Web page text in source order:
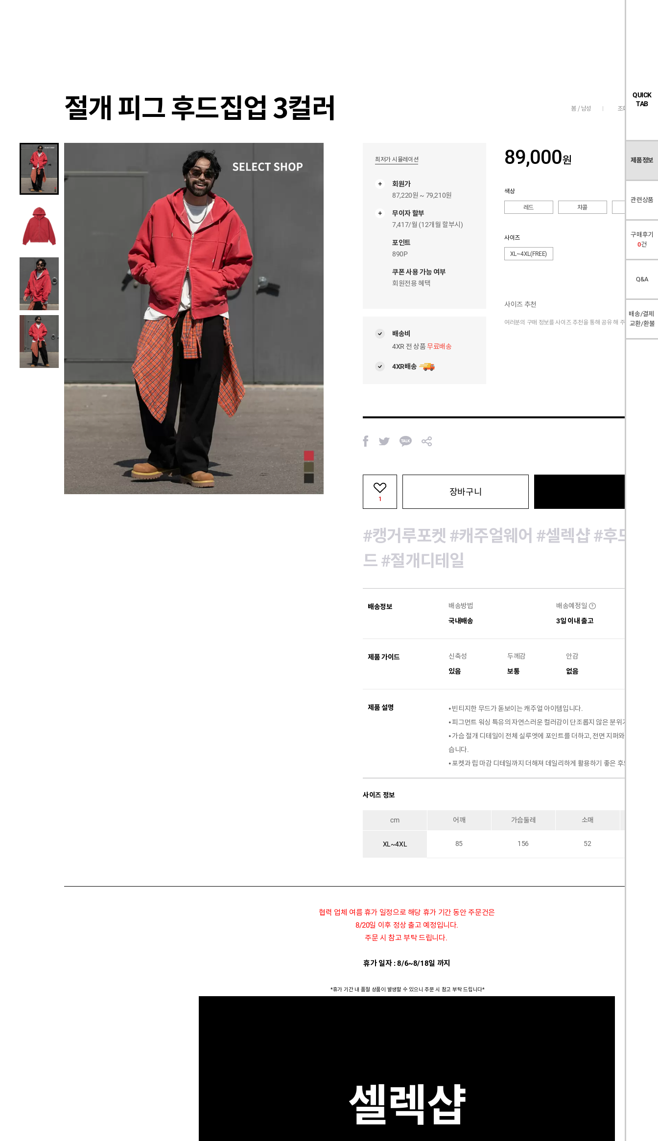
QUICK
TAB
제품정보
관련상품
구매후기
0건
Q&A
배송/결제
교환/환불
절개 피그 후드집업 3컬러 봄 / 남성 조회수 320
최저가 시뮬레이션
회원가
87,220원 ~ 79,210원
무
무이자 할부
7,417/월 (12개월 할부시)
포인트
890P
쿠폰 사용 가능 여부
회원전용 혜택
배송비
4XR 전 상품무료배송
4XR배송
89,000원
색상
레드 챠콜
사이즈
XL~4XL(FREE)
사이즈 추천
여러분의 구매 정보를 사이즈 추천을 통해 공유 해 주세요.
페
이
트
위
카
카
공
유
장바구니
1
#캥거루포켓 #캐주얼웨어 #셀렉샵 #후드집
드 #절개디테일
배송정보
배송방법
국내배송
배송예정일 ?
3일 이내 출고
제품 가이드
신축성
있음
두께감
보통
안감
없음
제품 설명
⦁ 빈티지한 무드가 돋보이는 캐주얼 아이템입니다.
⦁ 피그먼트 워싱 특유의 자연스러운 컬러감이 단조롭지 않은 분위기를 더해줍
⦁ 가슴 절개 디테일이 전체 실루엣에 포인트를 더하고, 전면 지퍼와 후드 스트
습니다.
⦁ 포켓과 립 마감 디테일까지 더해져 데일리하게 활용하기 좋은 후드집업입니
사이즈 정보
cm 어깨 가슴둘레 소매
XL~4XL 85 156 52
협력 업체 여름 휴가 일정으로 해당 휴가 기간 동안 주문건은
8/20일 이후 정상 출고 예정입니다.
주문 시 참고 부탁 드립니다.
휴가 일자 : 8/6~8/18일 까지
*휴가 기간 내 품절 상품이 발생할 수 있으니 주문 시 참고 부탁 드립니다*
셀렉샵